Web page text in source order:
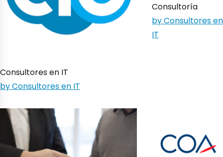
Consultores en IT
by Consultores en IT
Consultoría
by Consultores en
IT